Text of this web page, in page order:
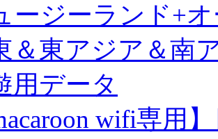
ージーランド+
＆東アジア＆南
用データ
wifi専用